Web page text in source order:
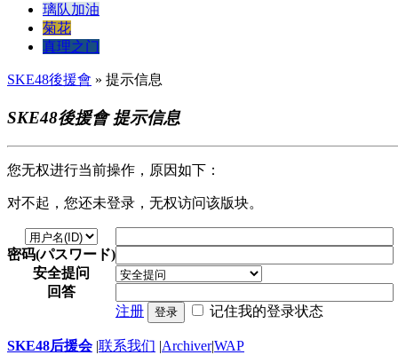
璃队加油
菊花
真理之门
SKE48後援會 » 提示信息
SKE48後援會 提示信息
您无权进行当前操作，原因如下：
对不起，您还未登录，无权访问该版块。
密码(パスワード)
安全提问
回答
注册
登录 记住我的登录状态
SKE48后援会 |联系我们 |Archiver|WAP